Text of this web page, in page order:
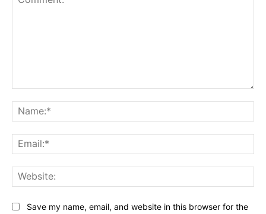
Save my name, email, and website in this browser for the